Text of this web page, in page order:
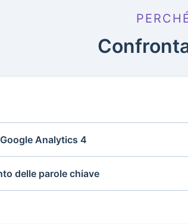
Analytics 4
delle parole chiave